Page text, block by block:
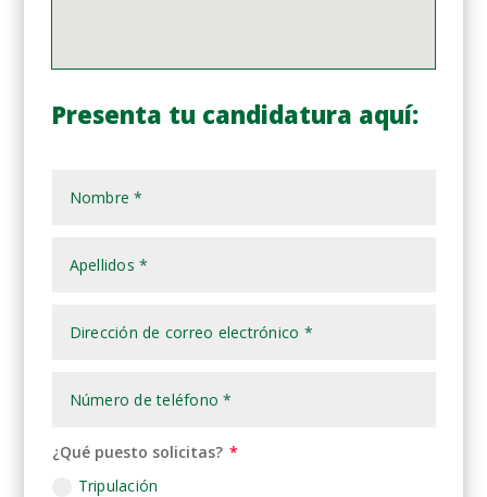
Presenta tu candidatura aquí:
¿Qué puesto solicitas?
Tripulación